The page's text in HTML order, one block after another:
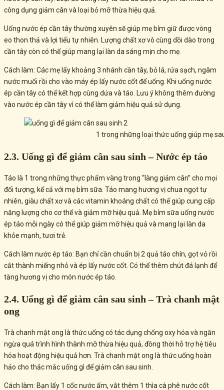
công dụng giảm cân và loại bỏ mỡ thừa hiệu quả.
Uống nước ép cần tây thường xuyên sẽ giúp mẹ bỉm giữ được vòng
eo thon thả và lợi tiểu tự nhiên. Lượng chất xơ vô cùng dồi dào trong
cần tây còn có thể giúp mang lại làn da sáng mịn cho mẹ.
Cách làm: Các mẹ lấy khoảng 3 nhánh cần tây, bỏ lá, rửa sạch, ngâm
nước muối rồi cho vào máy ép lấy nước cốt để uống. Khi uống nước
ép cần tây có thể kết hợp cùng dứa và táo. Lưu ý không thêm đường
vào nước ép cần tây vì có thể làm giảm hiệu quả sử dụng.
1 trong những loại thức uống giúp mẹ
2.3. Uống gì để giảm cân sau sinh – Nước ép táo
Táo là 1 trong những thực phẩm vàng trong “làng giảm cân” cho mọi
đối tượng, kể cả với mẹ bỉm sữa. Táo mang hương vị chua ngọt tự
nhiên, giàu chất xơ và các vitamin khoáng chất có thể giúp cung cấp
năng lượng cho cơ thể và giảm mỡ hiệu quả. Mẹ bỉm sữa uống nước
ép táo mỗi ngày có thể giúp giảm mỡ hiệu quả và mang lại làn da
khỏe mạnh, tươi trẻ.
Cách làm nước ép táo: Bạn chỉ cần chuẩn bị 2 quả táo chín, gọt vỏ rồi
cắt thành miếng nhỏ và ép lấy nước cốt. Có thể thêm chút đá lạnh để
tăng hương vị cho món nước ép táo.
2.4. Uống gì để giảm cân sau sinh – Trà chanh mật
ong
Trà chanh mật ong là thức uống có tác dụng chống oxy hóa và ngăn
ngừa quá trình hình thành mỡ thừa hiệu quả, đồng thời hỗ trợ hệ tiêu
hóa hoạt động hiệu quả hơn. Trà chanh mật ong là thức uống hoàn
hảo cho thắc mắc uống gì để giảm cân sau sinh.
Cách làm: Bạn lấy 1 cốc nước ấm, vắt thêm 1 thìa cà phê nước cốt